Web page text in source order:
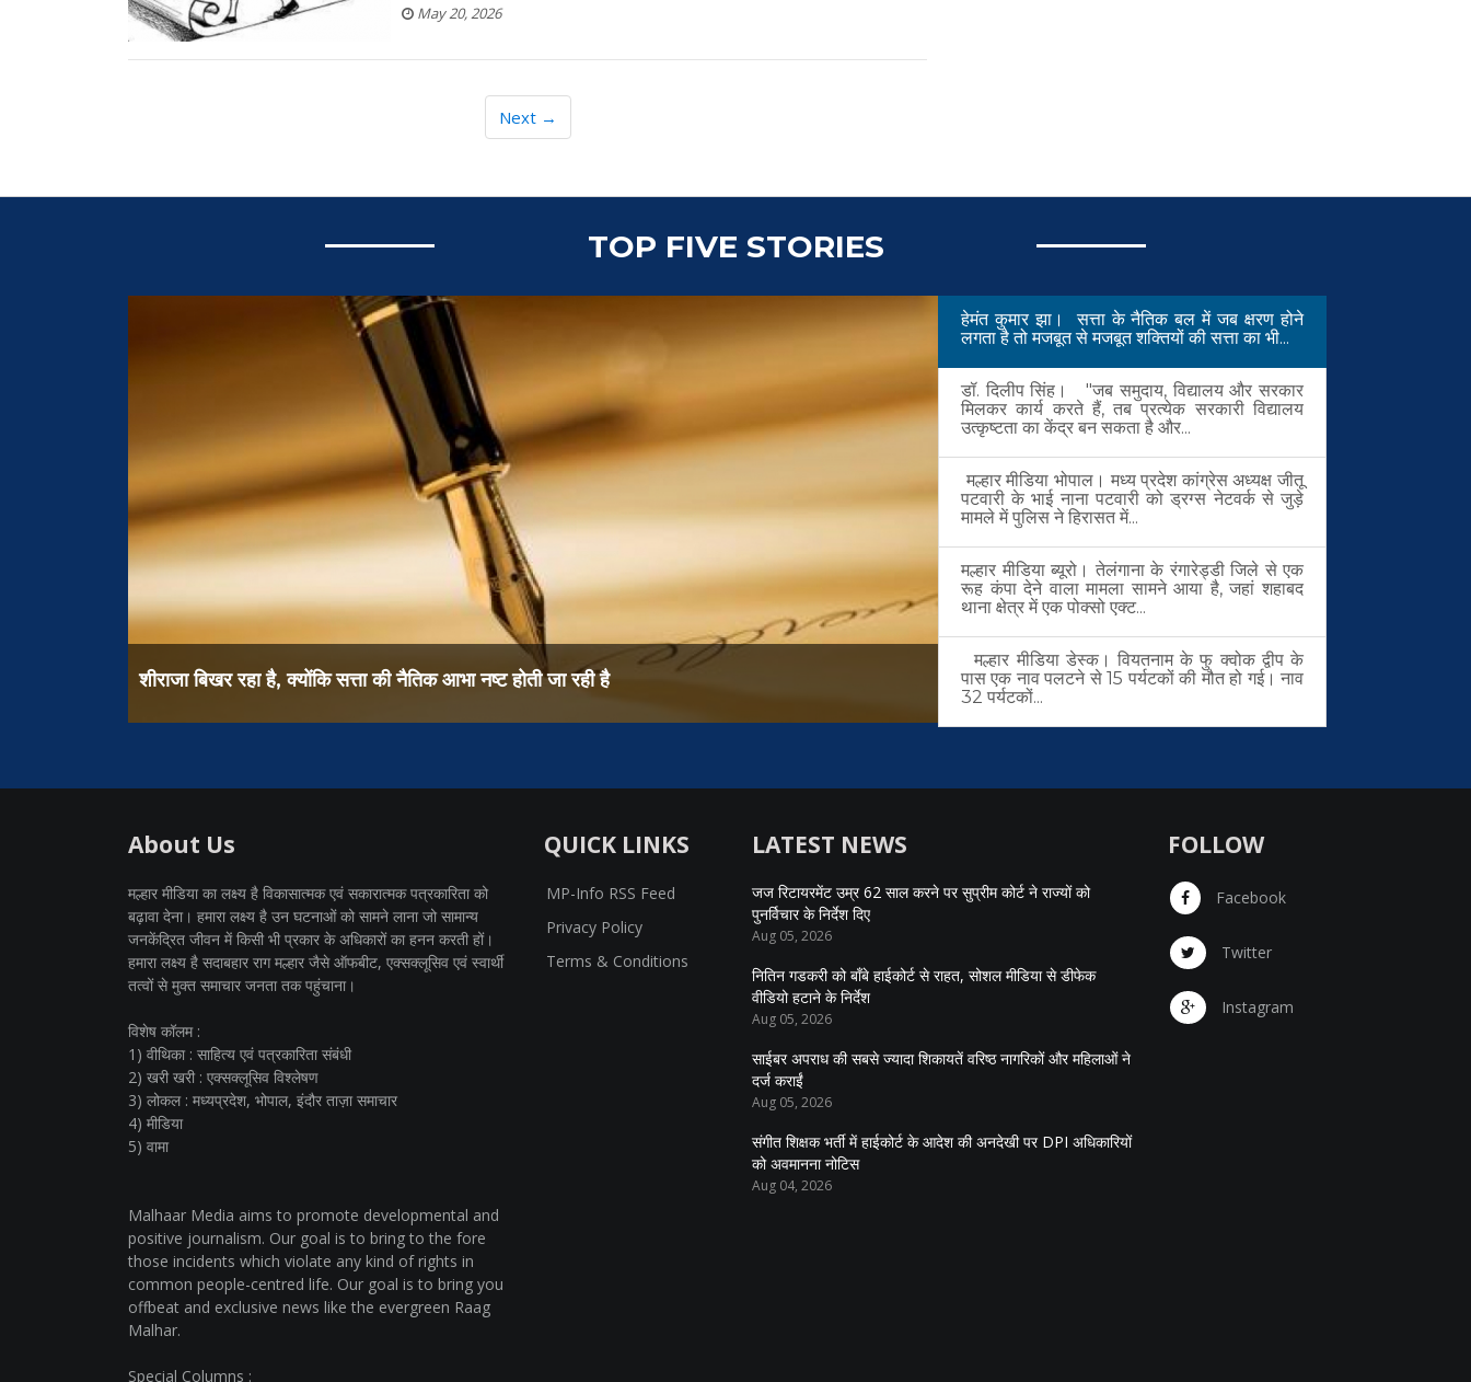
May 20, 2026
Next →
TOP FIVE STORIES
समान शिक्षा : महान नागरिक राष्ट्र की आधारशिला
हेमंत कुमार झा। सत्ता के नैतिक बल में जब क्षरण होने
लगता है तो मजबूत से मजबूत शक्तियों की सत्ता का भी...
डॉ. दिलीप सिंह। "जब समुदाय, विद्यालय और सरकार
मिलकर कार्य करते हैं, तब प्रत्येक सरकारी विद्यालय
उत्कृष्टता का केंद्र बन सकता है और...
मल्हार मीडिया भोपाल। मध्य प्रदेश कांग्रेस अध्यक्ष जीतू
पटवारी के भाई नाना पटवारी को ड्रग्स नेटवर्क से जुड़े
मामले में पुलिस ने हिरासत में...
मल्हार मीडिया ब्यूरो। तेलंगाना के रंगारेड्डी जिले से एक
रूह कंपा देने वाला मामला सामने आया है, जहां शहाबद
थाना क्षेत्र में एक पोक्सो एक्ट...
मल्हार मीडिया डेस्क। वियतनाम के फु क्वोक द्वीप के
पास एक नाव पलटने से 15 पर्यटकों की मौत हो गई। नाव
32 पर्यटकों...
About Us
मल्हार मीडिया का लक्ष्य है विकासात्मक एवं सकारात्मक पत्रकारिता को
बढ़ावा देना। हमारा लक्ष्य है उन घटनाओं को सामने लाना जो सामान्य
जनकेंद्रित जीवन में किसी भी प्रकार के अधिकारों का हनन करती हों।
हमारा लक्ष्य है सदाबहार राग मल्हार जैसे ऑफबीट, एक्सक्लूसिव एवं स्वार्थी
तत्वों से मुक्त समाचार जनता तक पहुंचाना।
विशेष कॉलम :
1) वीथिका : साहित्य एवं पत्रकारिता संबंधी
2) खरी खरी : एक्सक्लूसिव विश्लेषण
3) लोकल : मध्यप्रदेश, भोपाल, इंदौर ताज़ा समाचार
4) मीडिया
5) वामा
Malhaar Media aims to promote developmental and
positive journalism. Our goal is to bring to the fore
those incidents which violate any kind of rights in
common people-centred life. Our goal is to bring you
offbeat and exclusive news like the evergreen Raag
Malhar.
Special Columns :
QUICK LINKS
MP-Info RSS Feed
Privacy Policy
Terms & Conditions
LATEST NEWS
जज रिटायरमेंट उम्र 62 साल करने पर सुप्रीम कोर्ट ने राज्यों को
पुनर्विचार के निर्देश दिए
Aug 05, 2026
नितिन गडकरी को बॉंबे हाईकोर्ट से राहत, सोशल मीडिया से डीफेक
वीडियो हटाने के निर्देश
Aug 05, 2026
साईबर अपराध की सबसे ज्यादा शिकायतें वरिष्ठ नागरिकों और महिलाओं ने
दर्ज कराईं
Aug 05, 2026
संगीत शिक्षक भर्ती में हाईकोर्ट के आदेश की अनदेखी पर DPI अधिकारियों
को अवमानना नोटिस
Aug 04, 2026
FOLLOW
Facebook
Twitter
Instagram